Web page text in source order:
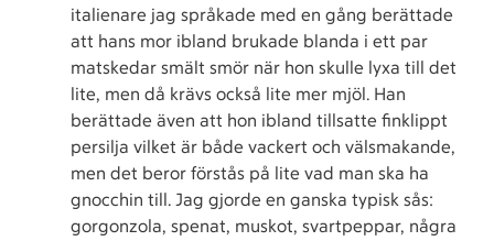
italienare jag språkade med en gång berättade
att hans mor ibland brukade blanda i ett par
matskedar smält smör när hon skulle lyxa till det
lite, men då krävs också lite mer mjöl. Han
berättade även att hon ibland tillsatte finklippt
persilja vilket är både vackert och välsmakande,
men det beror förstås på lite vad man ska ha
gnocchin till. Jag gjorde en ganska typisk sås:
gorgonzola, spenat, muskot, svartpeppar, några